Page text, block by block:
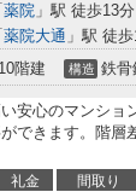
薬院 」駅 徒歩13分
薬院大通 」駅 徒
10階建 構造 鉄骨
安心のマンショ
できます。階層
礼金 間取り